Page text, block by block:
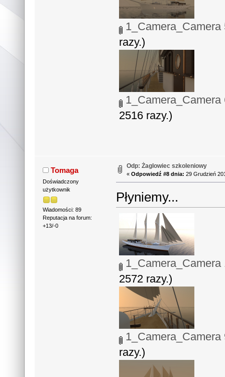
1_Camera_Camera
razy.)
1_Camera_Camera
2516 razy.)
Tomaga
Doświadczony
użytkownik
Wiadomości: 89
Reputacja na forum:
+13/-0
Odp: Żaglowiec szkoleniowy
«Odpowiedź #8 dnia: 29 Grudzień
Płyniemy...
1_Camera_Camera
2572 razy.)
1_Camera_Camera
razy.)